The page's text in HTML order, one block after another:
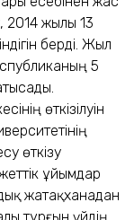
2014 жылы 13
берді. Жыл
5
өткізілуін
өткізу
ұйымдар
жатақханадан